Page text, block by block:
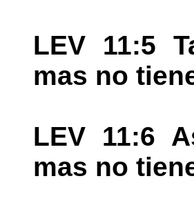
LEV 11:5
mas no
LEV 11:6
mas no